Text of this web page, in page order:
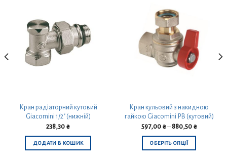
Кран радіаторний кутовий
Giacomini 1/2″ (нижній)
238,30 ₴
ДОДАТИ В КОШИК
Кран кульовий з накидною
гайкою Giacomini РВ (кутовий)
597,00 ₴– 880,50 ₴
ОБЕРІТЬ ОПЦІЇ